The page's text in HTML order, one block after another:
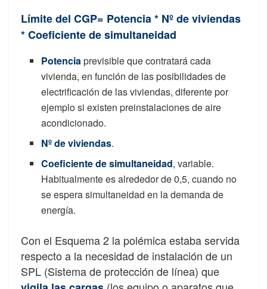
Límite del CGP= Potencia * Nº de viviendas
* Coeficiente de simultaneidad
Potenciaprevisible que contratará cada
vivienda, en función de las posibilidades de
electrificación de las viviendas, diferente por
ejemplo si existen preinstalaciones de aire
acondicionado.
Nº de viviendas.
Coeficiente de simultaneidad, variable.
Habitualmente es alrededor de 0,5, cuando no
se espera simultaneidad en la demanda de
energía.
Con el Esquema 2 la polémica estaba servida
respecto a la necesidad de instalación de un
SPL (Sistema de protección de línea) que